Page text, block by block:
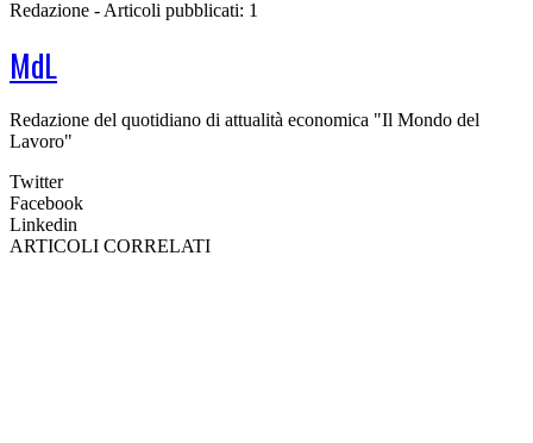
Redazione - Articoli pubblicati: 1
MdL
Redazione del quotidiano di attualità economica "Il Mondo del
Lavoro"
Twitter
Facebook
Linkedin
ARTICOLI CORRELATI